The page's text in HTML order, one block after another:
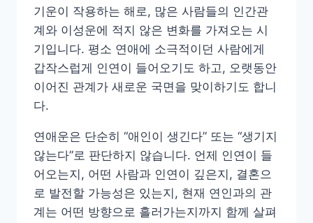
기운이 작용하는 해로, 많은 사람들의 인간관
계와 이성운에 적지 않은 변화를 가져오는 시
기입니다. 평소 연애에 소극적이던 사람에게
갑작스럽게 인연이 들어오기도 하고, 오랫동안
이어진 관계가 새로운 국면을 맞이하기도 합니
다.
연애운은 단순히 “애인이 생긴다” 또는 “생기지
않는다”로 판단하지 않습니다. 언제 인연이 들
어오는지, 어떤 사람과 인연이 깊은지, 결혼으
로 발전할 가능성은 있는지, 현재 연인과의 관
계는 어떤 방향으로 흘러가는지까지 함께 살펴